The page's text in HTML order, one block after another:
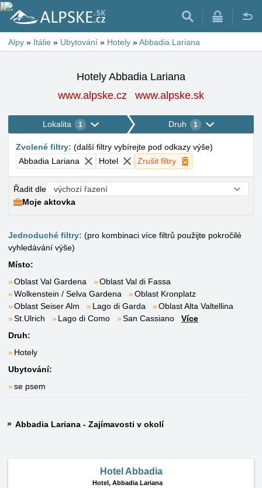
Alpy » Itálie » Ubytování » Hotely »Abbadia Lariana
Hotely Abbadia Lariana
www.alpske.cz
www.alpske.sk
Lokalita 1 Druh 1
Zvolené filtry: (další filtry vybírejte pod odkazy výše)
Abbadia Lariana
Hotel Zrušit filtry
Řadit dle
Moje aktovka
Jednoduché filtry: (pro kombinaci více filtrů použijte pokročilé
vyhledávání výše)
Místo:
Oblast Val Gardena
Oblast Val di Fassa
Wolkenstein / Selva Gardena
Oblast Kronplatz
Oblast Seiser Alm
Lago di Garda
Oblast Alta Valtellina
St.Ulrich
Lago di Como San Cassiano
Více
Druh:
Hotely
Ubytování:
se psem
Abbadia Lariana - Zajímavosti v okolí
Hotel Abbadia
Hotel, Abbadia Lariana